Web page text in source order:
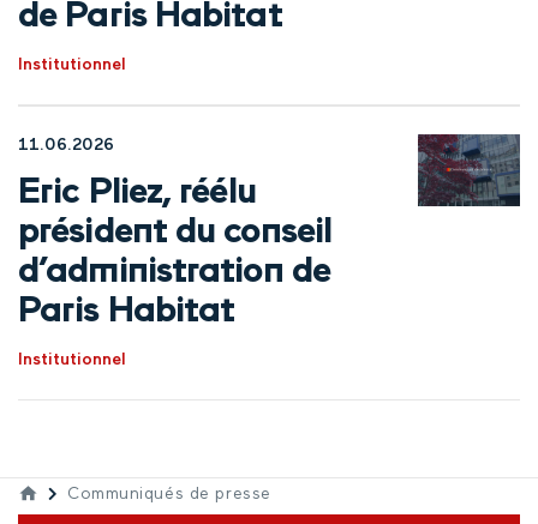
de Paris Habitat
Institutionnel
11.06.2026
Eric Pliez, réélu
président du conseil
d’administration de
Paris Habitat
Institutionnel
Communiqués de presse